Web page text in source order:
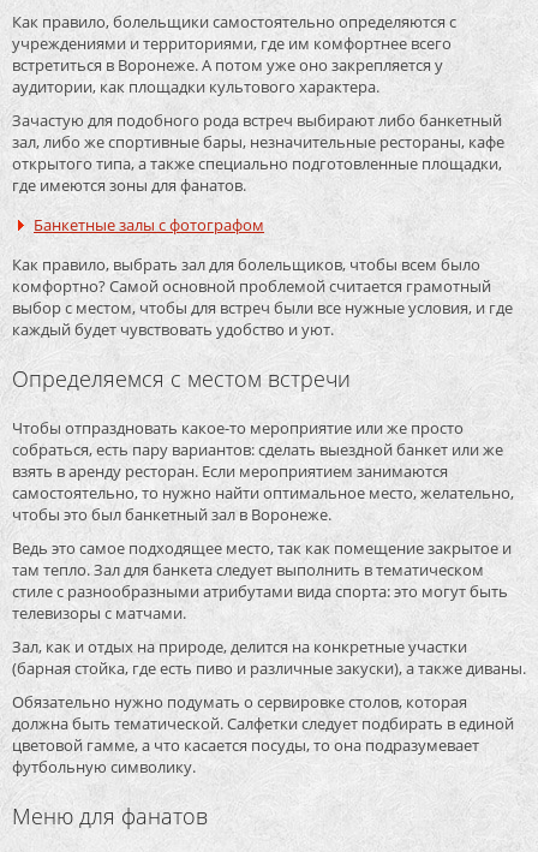
Как правило, болельщики самостоятельно определяются с
учреждениями и территориями, где им комфортнее всего
встретиться в Воронеже. А потом уже оно закрепляется у
аудитории, как площадки культового характера.
Зачастую для подобного рода встреч выбирают либо банкетный
зал, либо же спортивные бары, незначительные рестораны, кафе
открытого типа, а также специально подготовленные площадки,
где имеются зоны для фанатов.
Банкетные залы с фотографом
Как правило, выбрать зал для болельщиков, чтобы всем было
комфортно? Самой основной проблемой считается грамотный
выбор с местом, чтобы для встреч были все нужные условия, и где
каждый будет чувствовать удобство и уют.
Определяемся с местом встречи
Чтобы отпраздновать какое-то мероприятие или же просто
собраться, есть пару вариантов: сделать выездной банкет или же
взять в аренду ресторан. Если мероприятием занимаются
самостоятельно, то нужно найти оптимальное место, желательно,
чтобы это был банкетный зал в Воронеже.
Ведь это самое подходящее место, так как помещение закрытое и
там тепло. Зал для банкета следует выполнить в тематическом
стиле с разнообразными атрибутами вида спорта: это могут быть
телевизоры с матчами.
Зал, как и отдых на природе, делится на конкретные участки
(барная стойка, где есть пиво и различные закуски), а также диваны.
Обязательно нужно подумать о сервировке столов, которая
должна быть тематической. Салфетки следует подбирать в единой
цветовой гамме, а что касается посуды, то она подразумевает
футбольную символику.
Меню для фанатов